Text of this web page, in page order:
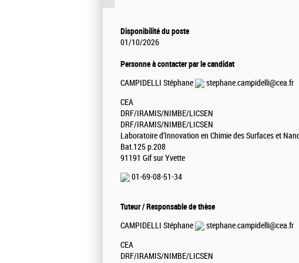
Disponibilité du poste
01/10/2026
Personne à contacter par le candidat
CAMPIDELLI Stéphane
stephane.campidelli@cea.fr
CEA
DRF/IRAMIS/NIMBE/LICSEN
DRF/IRAMIS/NIMBE/LICSEN
Laboratoire d’Innovation en Chimie des Surfaces et
Bat.125 p.208
91191 Gif sur Yvette
01-69-08-51-34
Tuteur / Responsable de thèse
CAMPIDELLI Stéphane
stephane.campidelli@cea.fr
CEA
DRF/IRAMIS/NIMBE/LICSEN